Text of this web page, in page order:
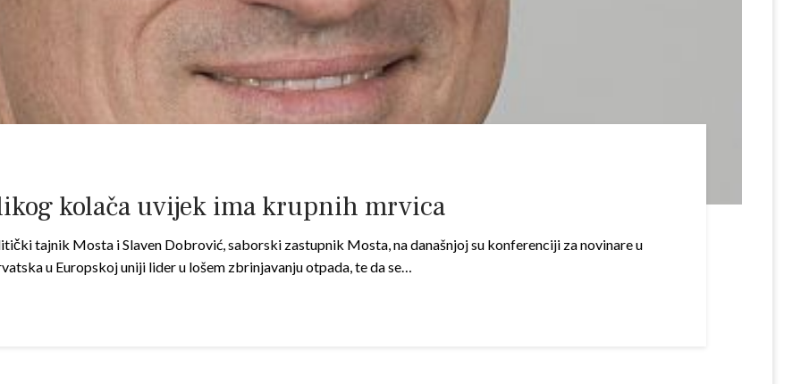
kolača uvijek ima krupnih mrvica
tajnik Mosta i Slaven Dobrović, saborski zastupnik Mosta, na današnjoj su konferenciji za novinare u
u Europskoj uniji lider u lošem zbrinjavanju otpada, te da se…